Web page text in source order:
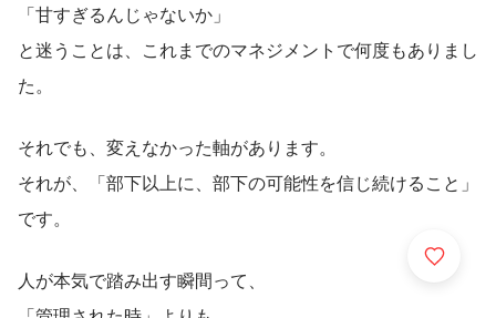
「甘すぎるんじゃないか」
と迷うことは、これまでのマネジメントで何度もありまし
た。
それでも、変えなかった軸があります。
それが、「部下以上に、部下の可能性を信じ続けること」
です。
人が本気で踏み出す瞬間って、